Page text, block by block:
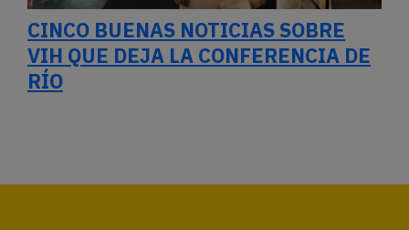
CINCO BUENAS NOTICIAS SOBRE
VIH QUE DEJA LA CONFERENCIA DE
RÍO